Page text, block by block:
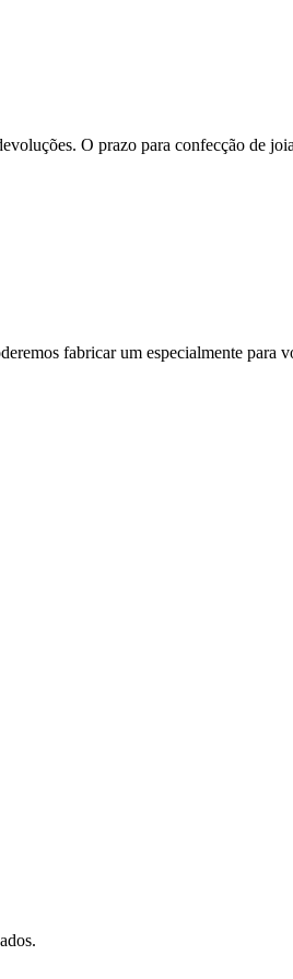
O prazo para confecção de
fabricar um especialmente para